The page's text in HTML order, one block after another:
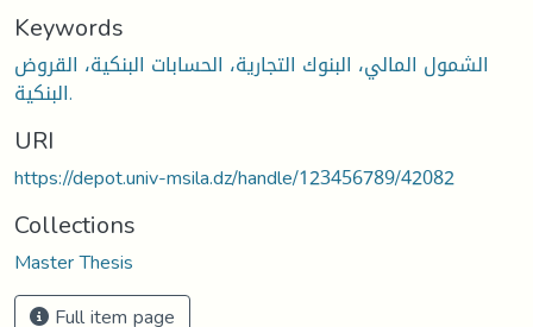
Keywords
الشمول المالي، البنوك التجارية، الحسابات البنكية، القروض
البنكية.
URI
https://depot.univ-msila.dz/handle/123456789/42082
Collections
Master Thesis
Full item page